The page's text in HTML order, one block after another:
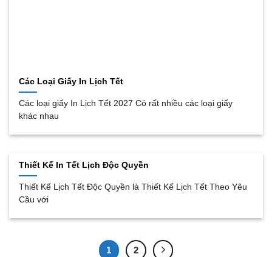
Các Loại Giấy In Lịch Tết
Các loại giấy In Lịch Tết 2027 Có rất nhiều các loại giấy
khác nhau
Thiết Kế In Tết Lịch Độc Quyền
Thiết Kế Lịch Tết Độc Quyền là Thiết Kế Lịch Tết Theo Yêu
Cầu với
1 2